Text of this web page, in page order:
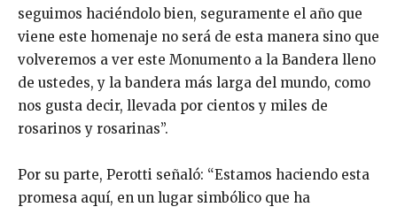
seguimos haciéndolo bien, seguramente el año que
viene este homenaje no será de esta manera sino que
volveremos a ver este Monumento a la Bandera lleno
de ustedes, y la bandera más larga del mundo, como
nos gusta decir, llevada por cientos y miles de
rosarinos y rosarinas”.
Por su parte, Perotti señaló: “Estamos haciendo esta
promesa aquí, en un lugar simbólico que ha